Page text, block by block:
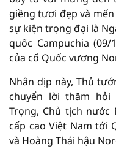
giềng tươi đẹp và
sự kiện trọng đại là
quốc Campuchia
của cố Quốc vương
Nhân dịp này, Thủ
chuyển lời thăm hỏi
Trọng, Chủ tịch nước
cấp cao Việt Nam tới
và Hoàng Thái hậu